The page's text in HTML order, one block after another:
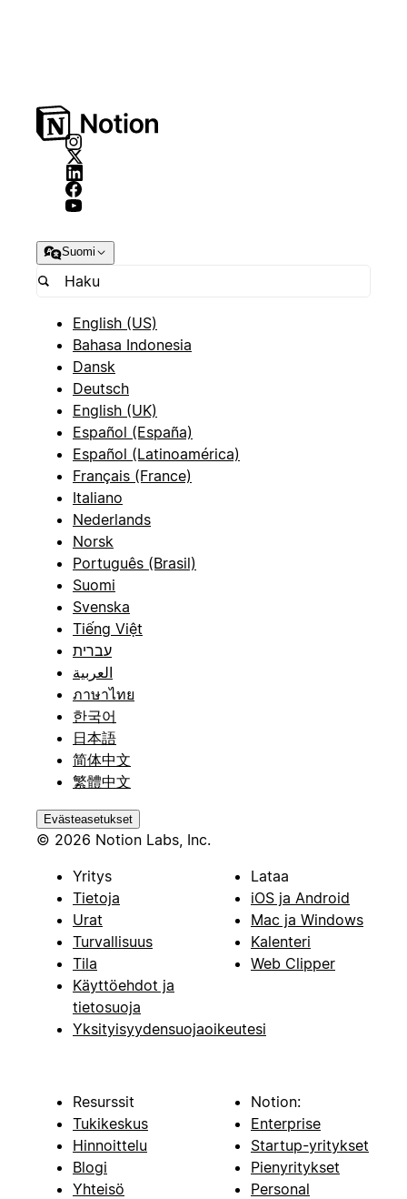
Suomi
English (US)
Bahasa Indonesia
Dansk
Deutsch
English (UK)
Español (España)
Español (Latinoamérica)
Français (France)
Italiano
Nederlands
Norsk
Português (Brasil)
Suomi
Svenska
Tiếng Việt
עברית
العربية
ภาษาไทย
한국어
日本語
简体中文
繁體中文
Evästeasetukset
© 2026 Notion Labs, Inc.
Yritys
Tietoja
Urat
Turvallisuus
Tila
Käyttöehdot ja
tietosuoja
Yksityisyydensuojaoikeutesi
Lataa
iOS ja Android
Mac ja Windows
Kalenteri
Web Clipper
Resurssit
Tukikeskus
Hinnoittelu
Blogi
Yhteisö
Notion:
Enterprise
Startup-yritykset
Pienyritykset
Personal